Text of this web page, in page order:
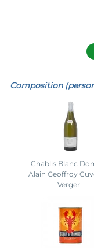
Composition
Chablis Blanc
Alain Geoffroy
Verger